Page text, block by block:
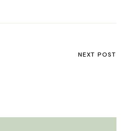
NEXT POST